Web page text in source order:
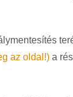
az oldal!) a